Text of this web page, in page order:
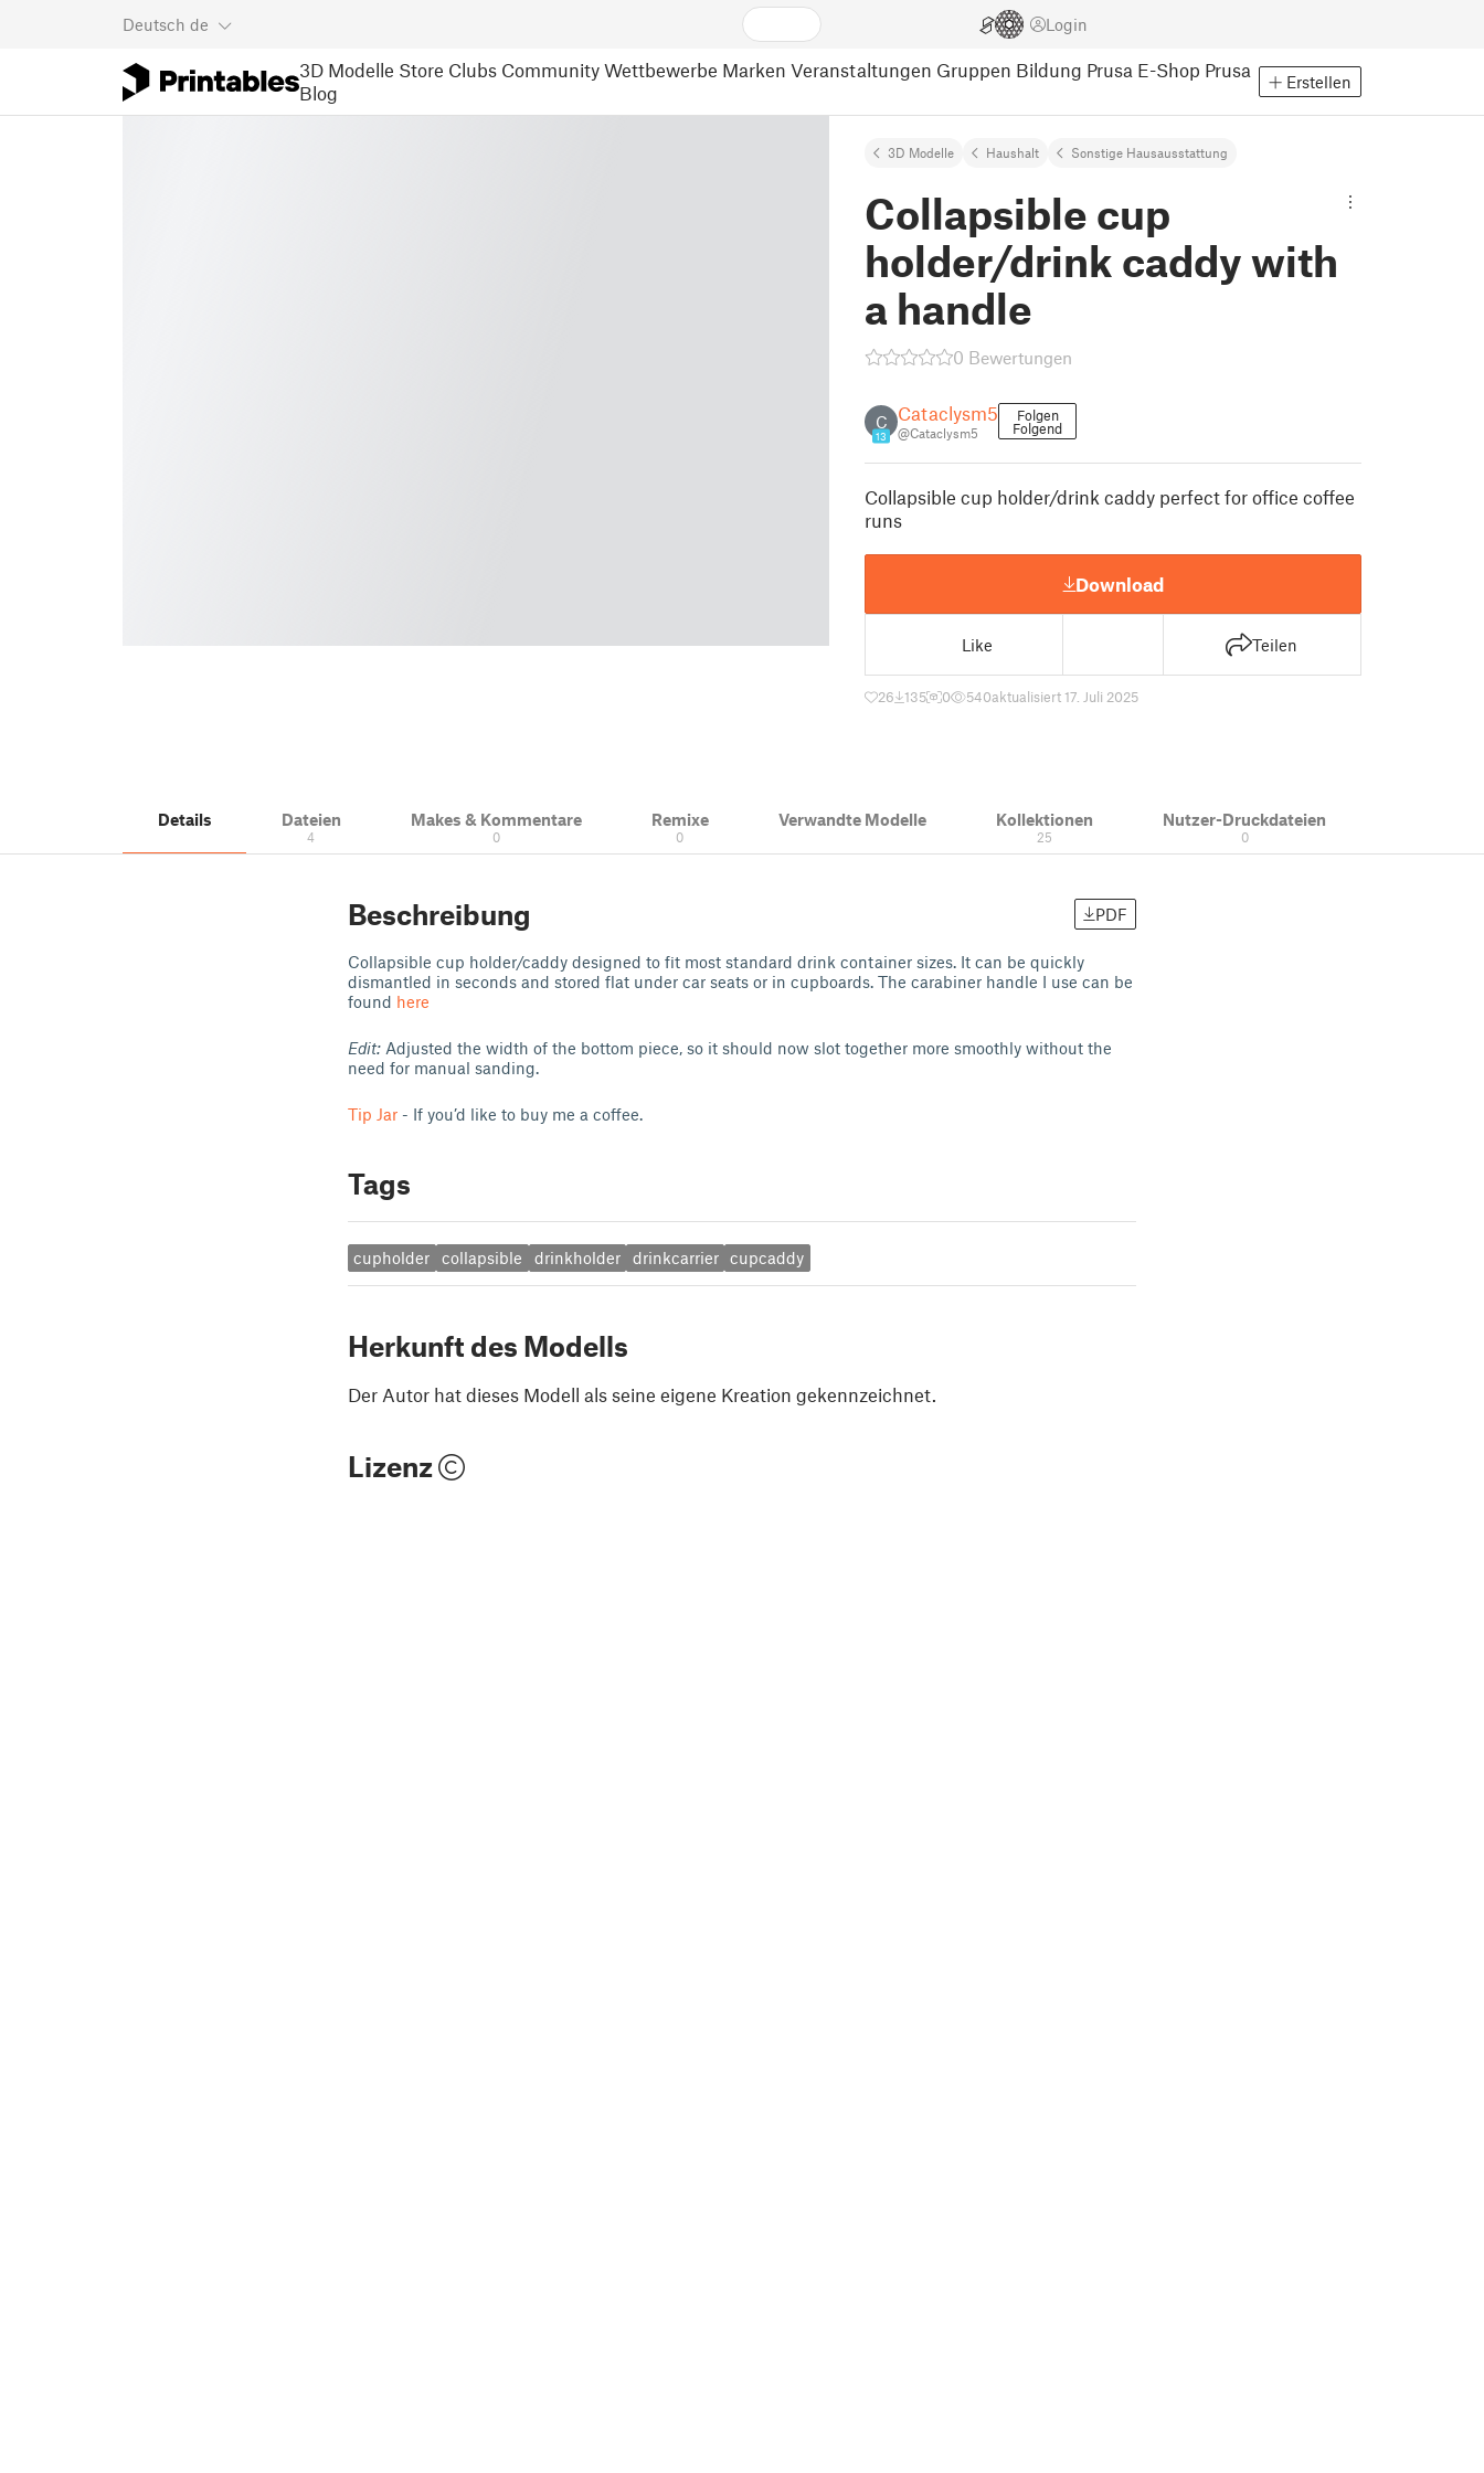
Deutsch de Login
3D Modelle Store Clubs Community Wettbewerbe Marken Veranstaltungen Gruppen Bildung Prusa E-Shop Prusa
Blog
Erstellen
3D Modelle Haushalt Sonstige Hausausstattung
Collapsible cup
holder/drink caddy with
a handle
0 Bewertungen
C
13
Cataclysm5
@Cataclysm5
Folgen
Folgend
Collapsible cup holder/drink caddy perfect for office coffee
runs
Download
Like Teilen
26 135 0 540aktualisiert 17. Juli 2025
Details Dateien
4
Makes & Kommentare
0
Remixe
0
Verwandte Modelle Kollektionen
25
Nutzer-Druckdateien
0
Beschreibung PDF
Collapsible cup holder/caddy designed to fit most standard drink container sizes. It can be quickly
dismantled in seconds and stored flat under car seats or in cupboards. The carabiner handle I use can be
found here
Edit: Adjusted the width of the bottom piece, so it should now slot together more smoothly without the
need for manual sanding.
Tip Jar - If you’d like to buy me a coffee.
Tags
cupholder collapsible drinkholder drinkcarrier cupcaddy
Herkunft des Modells
Der Autor hat dieses Modell als seine eigene Kreation gekennzeichnet.
Lizenz